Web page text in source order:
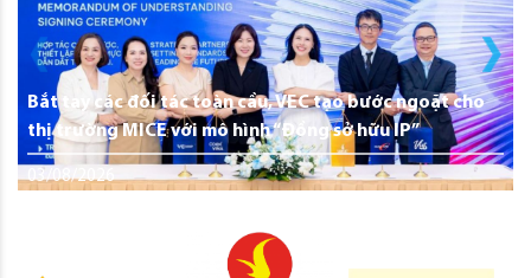
Bắt tay các đối tác toàn cầu, VEC tạo bước ngoặt cho
thị trường MICE với mô hình “Đồng sở hữu IP”
03/08/2026